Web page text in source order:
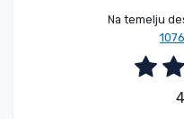
Na temelju